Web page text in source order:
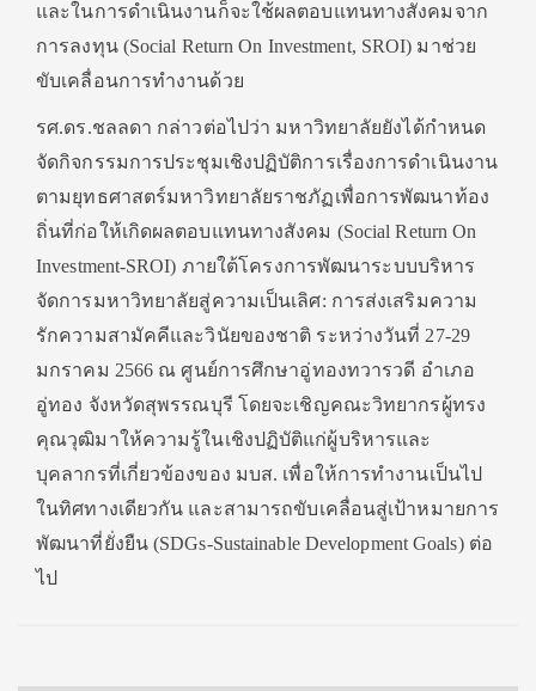
และในการดำเนินงานก็จะใช้ผลตอบแทนทางสังคมจาก
การลงทุน (Social Return On Investment, SROI) มาช่วย
ขับเคลื่อนการทำงานด้วย
รศ.ดร.ชลลดา กล่าวต่อไปว่า มหาวิทยาลัยยังได้กำหนด
จัดกิจกรรมการประชุมเชิงปฏิบัติการเรื่องการดำเนินงาน
ตามยุทธศาสตร์มหาวิทยาลัยราชภัฏเพื่อการพัฒนาท้อง
ถิ่นที่ก่อให้เกิดผลตอบแทนทางสังคม (Social Return On
Investment-SROI) ภายใต้โครงการพัฒนาระบบบริหาร
จัดการมหาวิทยาลัยสู่ความเป็นเลิศ: การส่งเสริมความ
รักความสามัคคีและวินัยของชาติ ระหว่างวันที่ 27-29
มกราคม 2566 ณ ศูนย์การศึกษาอู่ทองทวารวดี อำเภอ
อู่ทอง จังหวัดสุพรรณบุรี โดยจะเชิญคณะวิทยากรผู้ทรง
คุณวุฒิมาให้ความรู้ในเชิงปฏิบัติแก่ผู้บริหารและ
บุคลากรที่เกี่ยวข้องของ มบส. เพื่อให้การทำงานเป็นไป
ในทิศทางเดียวกัน และสามารถขับเคลื่อนสู่เป้าหมายการ
พัฒนาที่ยั่งยืน (SDGs-Sustainable Development Goals) ต่อ
ไป